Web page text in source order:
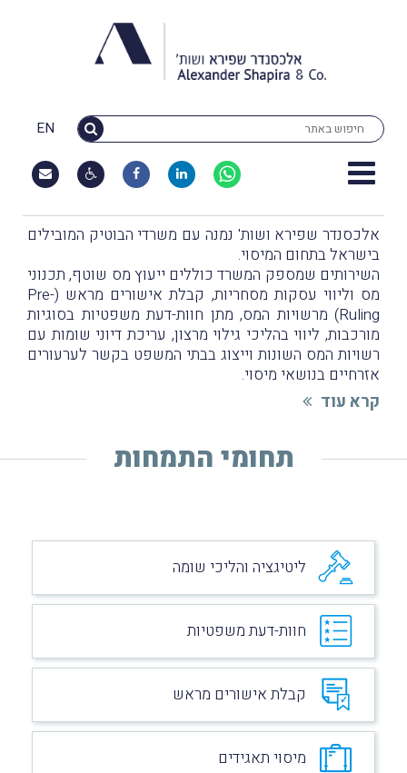
EN
אלכסנדר שפירא ושות' נמנה עם משרדי הבוטיק המובילים
בישראל בתחום המיסוי.
השירותים שמספק המשרד כוללים ייעוץ מס שוטף, תכנוני
מס וליווי עסקות מסחריות, קבלת אישורים מראש (Pre-
Ruling) מרשויות המס, מתן חוות-דעת משפטיות בסוגיות
מורכבות, ליווי בהליכי גילוי מרצון, עריכת דיוני שומות עם
רשויות המס השונות וייצוג בבתי המשפט בקשר לערעורים
אזרחיים בנושאי מיסוי.
קרא עוד
תחומי התמחות
ליטיגציה והליכי שומה
חוות-דעת משפטיות
קבלת אישורים מראש
מיסוי תאגידים